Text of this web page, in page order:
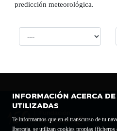
INFORMACIÓN ACERCA
UTILIZADAS
Te informamos que en el transcurso de tu
Ibercaja, se utilizan cookies propias
predicción meteorológica.